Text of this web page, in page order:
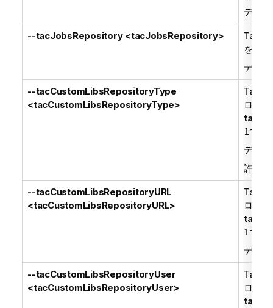
デフ
--tacJobsRepository <tacJobsRepository>
を保
デフ
--tacCustomLibsRepositoryType
<tacCustomLibsRepositoryType>
ロー
1であ
デフ
許可
--tacCustomLibsRepositoryURL
<tacCustomLibsRepositoryURL>
ロー
1であ
デフ
--tacCustomLibsRepositoryUser
<tacCustomLibsRepositoryUser>
ロー